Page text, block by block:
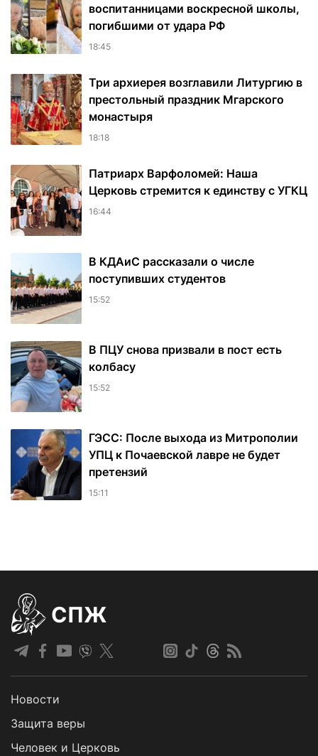
воспитанницами воскресной школы,
погибшими от удара РФ
18:45
Три архиерея возглавили Литургию в
престольный праздник Мгарского
монастыря
18:18
Патриарх Варфоломей: Наша
Церковь стремится к единству с УГКЦ
16:44
В КДАиС рассказали о числе
поступивших студентов
15:52
В ПЦУ снова призвали в пост есть
колбасу
15:52
ГЭСС: После выхода из Митрополии
УПЦ к Почаевской лавре не будет
претензий
15:11
СПЖ
Новости
Защита веры
Человек и Церковь